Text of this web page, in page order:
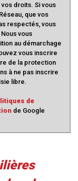
droits. Si vous
que vos
respectés, vous
vous
au démarchage
vous inscrire
de la protection
à ne pas inscrire
libre.
de
de Google